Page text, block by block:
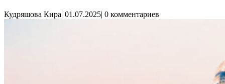
Кудряшова Кира| 01.07.2025| 0 комментариев